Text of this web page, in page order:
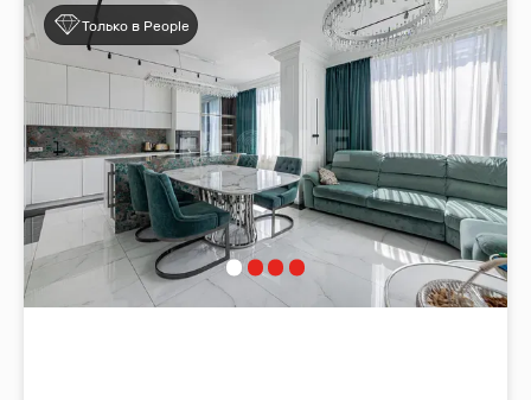
Только в People